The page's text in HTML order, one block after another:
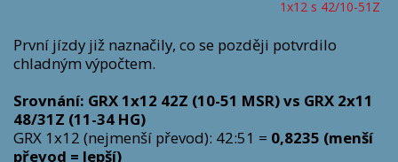
První jízdy již naznačily, co se později potvrdilo
chladným výpočtem.
Srovnání: GRX 1x12 42Z (10-51 MSR) vs GRX 2x11
48/31Z (11-34 HG)
GRX 1x12 (nejmenší převod): 42:51 = 0,8235 (menší
převod = lepší)